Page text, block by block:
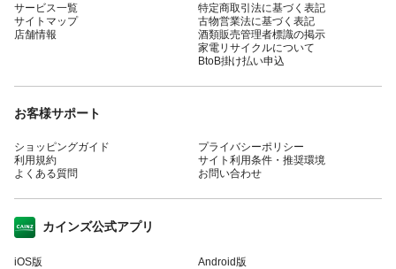
サービス一覧
サイトマップ
店舗情報
特定商取引法に基づく表記
古物営業法に基づく表記
酒類販売管理者標識の掲示
家電リサイクルについて
BtoB掛け払い申込
お客様サポート
ショッピングガイド
利用規約
よくある質問
プライバシーポリシー
サイト利用条件・推奨環境
お問い合わせ
カインズ公式アプリ
iOS版 Android版